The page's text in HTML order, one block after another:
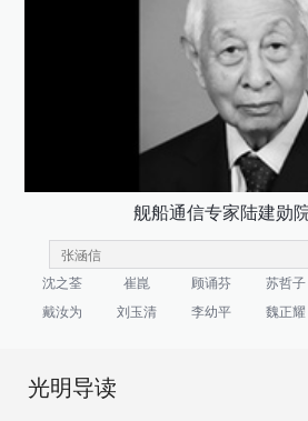
舰船通信专家陆建勋
沈之荃 崔崑 顾诵芬 苏哲子
戴汝为
刘玉清 李幼平 魏正耀
光明导读